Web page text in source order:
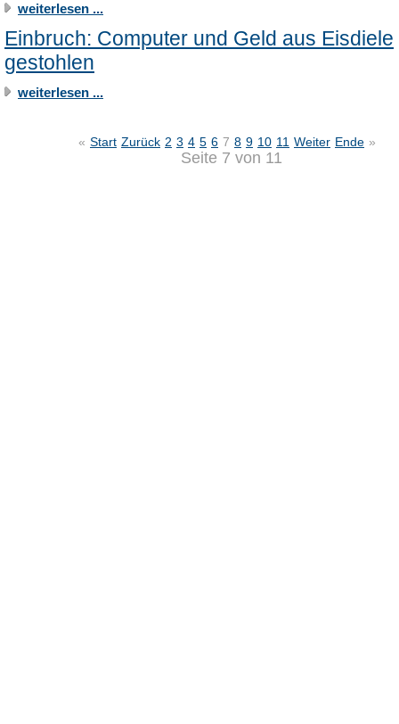
weiterlesen ...
Einbruch: Computer und Geld aus Eisdiele
gestohlen
weiterlesen ...
« Start Zurück 2 3 4 5 6 7 8 9 10 11 Weiter Ende »
Seite 7 von 11